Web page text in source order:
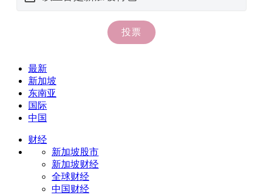
最新
新加坡
东南亚
国际
中国
财经
新加坡股市
新加坡财经
全球财经
中国财经